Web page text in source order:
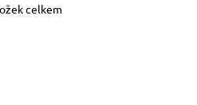
Ovládací prvky
celkem